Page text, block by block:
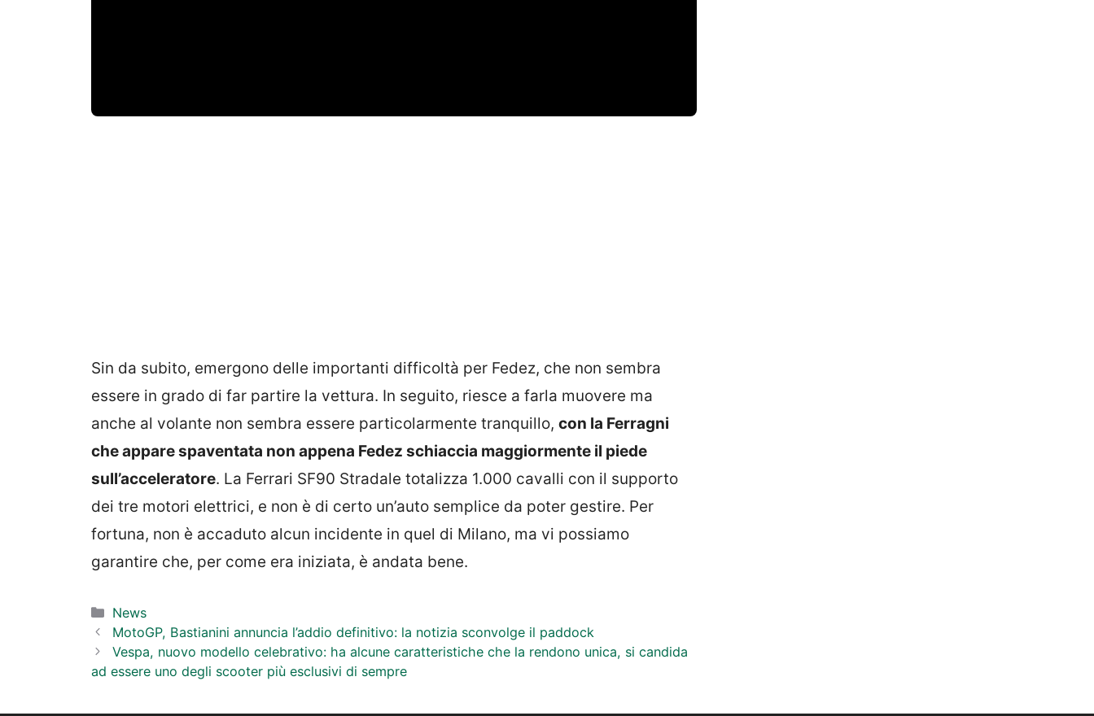
Sin da subito, emergono delle importanti difficoltà per Fedez, che non sembra
essere in grado di far partire la vettura. In seguito, riesce a farla muovere ma
anche al volante non sembra essere particolarmente tranquillo, con la Ferragni
che appare spaventata non appena Fedez schiaccia maggiormente il piede
sull’acceleratore. La Ferrari SF90 Stradale totalizza 1.000 cavalli con il supporto
dei tre motori elettrici, e non è di certo un’auto semplice da poter gestire. Per
fortuna, non è accaduto alcun incidente in quel di Milano, ma vi possiamo
garantire che, per come era iniziata, è andata bene.
Categorie
News
MotoGP, Bastianini annuncia l’addio definitivo: la notizia sconvolge il paddock
Vespa, nuovo modello celebrativo: ha alcune caratteristiche che la rendono unica, si candida
ad essere uno degli scooter più esclusivi di sempre